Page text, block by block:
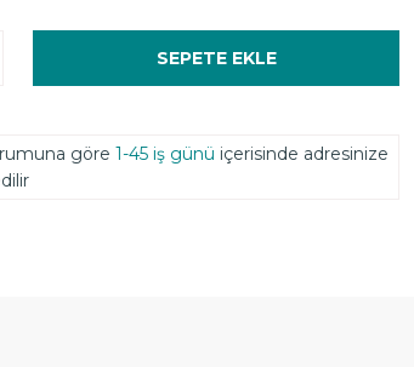
SEPETE EKLE
göre 1-45 iş günü içerisinde adresinize